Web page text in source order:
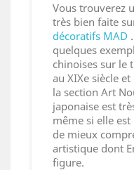
Vous trouverez
très bien faite
décoratifs MAD
quelques
chinoises sur le
au XIXe siècle
la section Art
japonaise est
même si elle
de mieux
artistique dont
figure.